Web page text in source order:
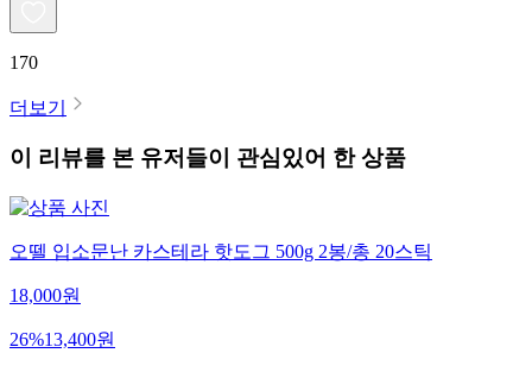
170
더보기
이 리뷰를 본 유저들이 관심있어 한 상품
오뗄 입소문난 카스테라 핫도그 500g 2봉/총 20스틱
18,000원
26%13,400원